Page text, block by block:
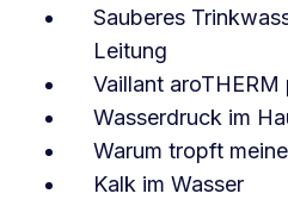
Sauberes
Leitung
Vaillant aroTHERM
Wasserdruck im
Warum tropft
Kalk im Wasser